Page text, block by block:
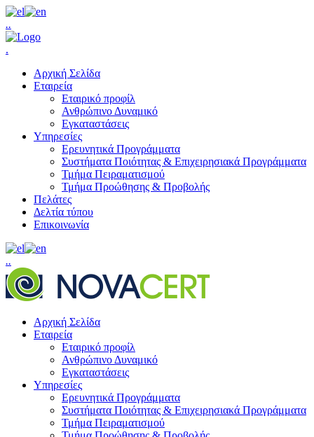
..
.
Αρχική Σελίδα
Εταιρεία
Εταιρικό προφίλ
Ανθρώπινο Δυναμικό
Εγκαταστάσεις
Υπηρεσίες
Ερευνητικά Προγράμματα
Συστήματα Ποιότητας & Επιχειρησιακά Προγράμματα
Τμήμα Πειραματισμού
Τμήμα Προώθησης & Προβολής
Πελάτες
Δελτία τύπου
Επικοινωνία
..
Αρχική Σελίδα
Εταιρεία
Εταιρικό προφίλ
Ανθρώπινο Δυναμικό
Εγκαταστάσεις
Υπηρεσίες
Ερευνητικά Προγράμματα
Συστήματα Ποιότητας & Επιχειρησιακά Προγράμματα
Τμήμα Πειραματισμού